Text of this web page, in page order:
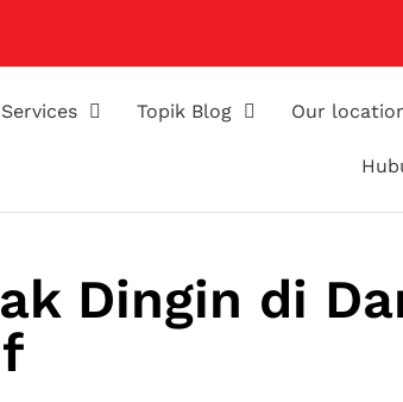
Services Topik Blog Our
Dingin di